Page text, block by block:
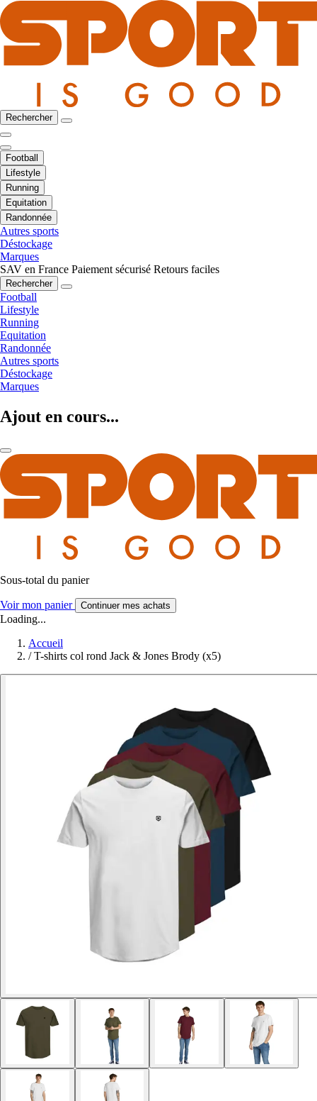
Rechercher
Football
Lifestyle
Running
Equitation
Randonnée
Autres sports
Déstockage
Marques
SAV en France Paiement sécurisé Retours faciles
Rechercher
Football
Lifestyle
Running
Equitation
Randonnée
Autres sports
Déstockage
Marques
Ajout en cours...
Sous-total du panier
Voir mon panier Continuer mes achats
Loading...
Accueil
/ T-shirts col rond Jack & Jones Brody (x5)